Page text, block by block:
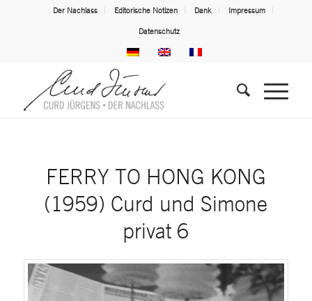
Der Nachlass Editorische Notizen Dank Impressum
Datenschutz
FERRY TO HONG KONG
(1959) Curd und Simone
privat 6